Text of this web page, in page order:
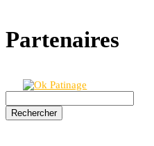
Partenaires
Rechercher :